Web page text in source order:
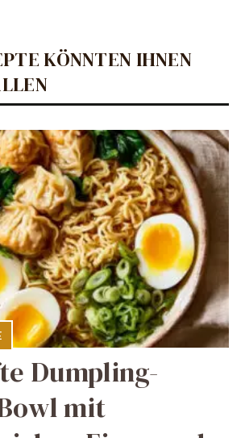
KÖNNTEN IHNEN
Dumpling-
mit